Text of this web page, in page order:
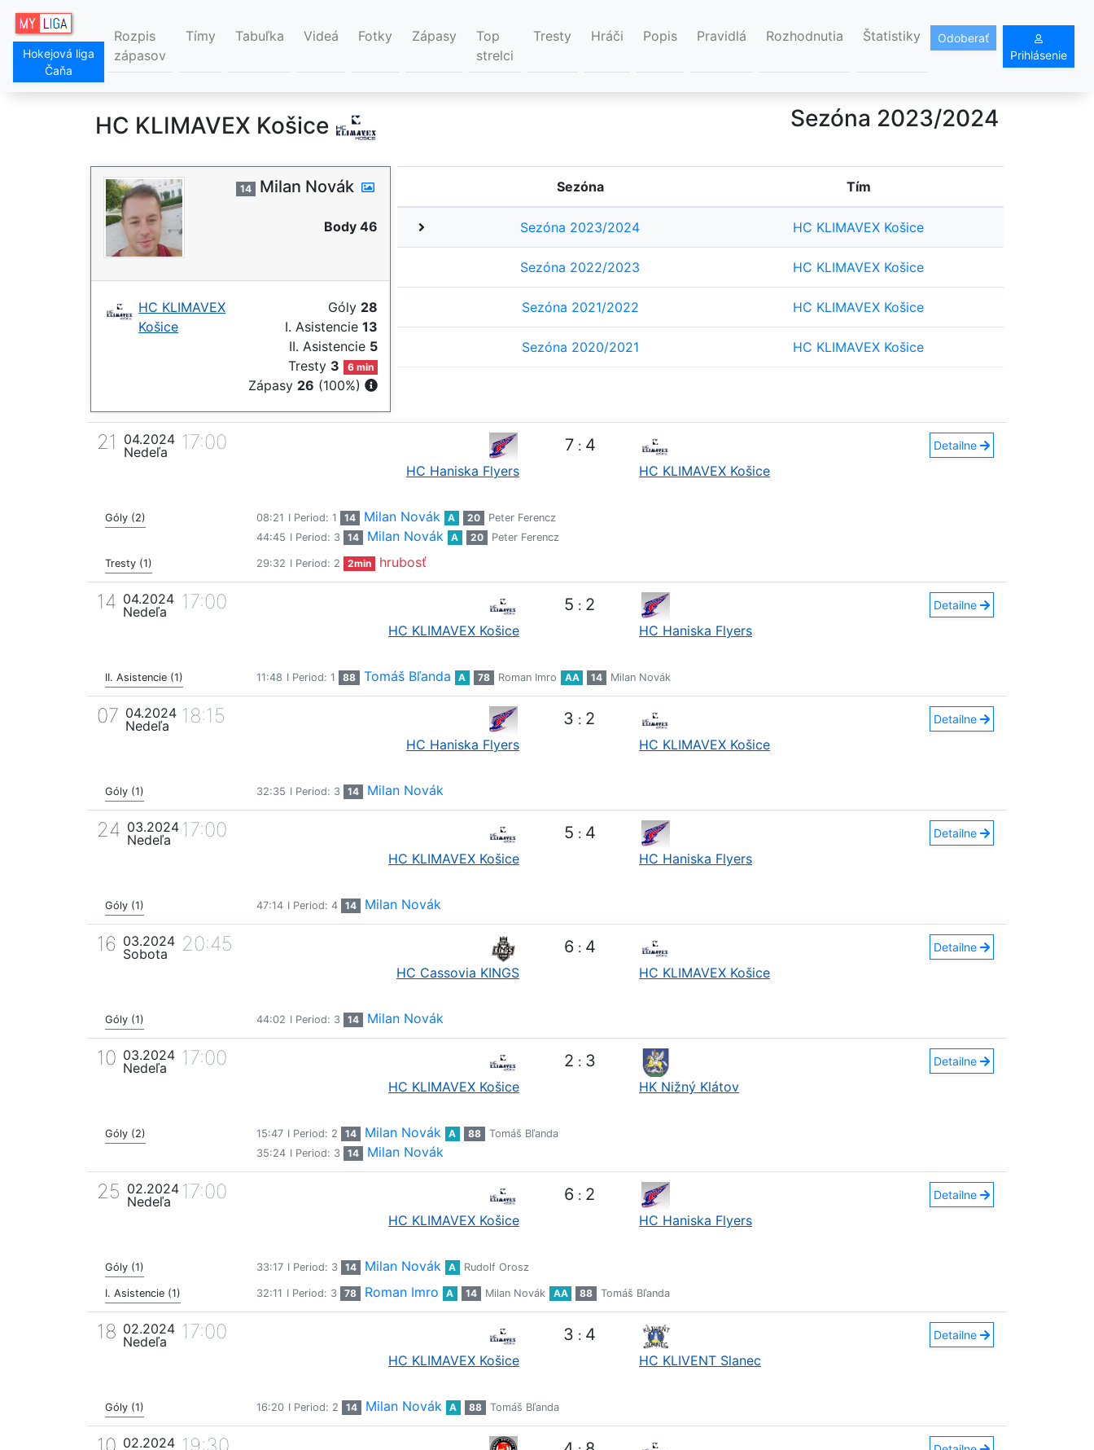
Hokejová liga
Čaňa
Rozpis
zápasov
Tímy Tabuľka Videá Fotky Zápasy
Top
strelci
Tresty Hráči Popis Pravidlá Rozhodnutia Štatistiky
Odoberať
Prihlásenie
HC KLIMAVEX Košice Sezóna 2023/2024
14 Milan Novák
Body 46
HC KLIMAVEX
Košice
Góly 28
I. Asistencie 13
II. Asistencie 5
Tresty 3 6 min
Zápasy 26 (100%)
Sezóna Tím
Sezóna 2023/2024 HC KLIMAVEX Košice
Sezóna 2022/2023 HC KLIMAVEX Košice
Sezóna 2021/2022 HC KLIMAVEX Košice
Sezóna 2020/2021 HC KLIMAVEX Košice
21
04.2024
Nedeľa
17:00
HC Haniska Flyers
7 : 4
HC KLIMAVEX Košice
Detailne
Góly (2) 08:21 I Period: 1 14 Milan Novák A 20
Peter Ferencz
44:45 I Period: 3 14 Milan Novák A 20 Peter Ferencz
Tresty (1) 29:32 I Period: 2 2min hrubosť
14 04.2024
Nedeľa
17:00
HC KLIMAVEX Košice
5 : 2
HC Haniska Flyers
Detailne
II. Asistencie (1) 11:48 I Period: 1 88 Tomáš Bľanda A 78 Roman Imro AA 14 Milan Novák
07 04.2024
Nedeľa
18:15
HC Haniska Flyers
3 : 2
HC KLIMAVEX Košice
Detailne
Góly (1) 32:35 I Period: 3 14 Milan Novák
24 03.2024
Nedeľa
17:00
HC KLIMAVEX Košice
5 : 4
HC Haniska Flyers
Detailne
Góly (1) 47:14 I Period: 4 14 Milan Novák
16 03.2024
Sobota
20:45
HC Cassovia KINGS
6 : 4
HC KLIMAVEX Košice
Detailne
Góly (1) 44:02 I Period: 3 14 Milan Novák
10 03.2024
Nedeľa
17:00
HC KLIMAVEX Košice
2 : 3
HK Nižný Klátov
Detailne
Góly (2) 15:47 I Period: 2 14 Milan Novák A 88
Tomáš Bľanda
35:24 I Period: 3 14 Milan Novák
25 02.2024
Nedeľa
17:00
HC KLIMAVEX Košice
6 : 2
HC Haniska Flyers
Detailne
Góly (1) 33:17 I Period: 3 14 Milan Novák A Rudolf Orosz
I. Asistencie (1) 32:11 I Period: 3 78 Roman Imro A 14 Milan Novák AA 88 Tomáš Bľanda
18 02.2024
Nedeľa
17:00
HC KLIMAVEX Košice
3 : 4
HC KLIVENT Slanec
Detailne
Góly (1) 16:20 I Period: 2 14 Milan Novák A 88 Tomáš Bľanda
02.2024